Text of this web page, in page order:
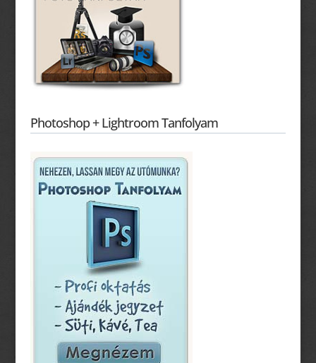
Photoshop + Lightroom Tanfolyam